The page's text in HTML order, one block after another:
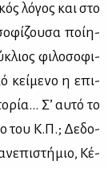
λό­γος και στο
ποί­η­
φι­λο­σο­φι­
κεί­με­νο η επι­
Σ’ αυ­τό το
του Κ.Π.; Δε­δο­
Κέ­